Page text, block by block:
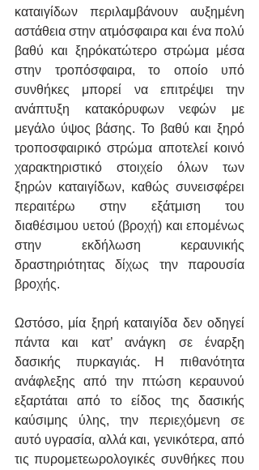
καταιγίδων περιλαμβάνουν αυξημένη
αστάθεια στην ατμόσφαιρα και ένα πολύ
βαθύ και ξηρόκατώτερο στρώμα μέσα
στην τροπόσφαιρα, το οποίο υπό
συνθήκες μπορεί να επιτρέψει την
ανάπτυξη κατακόρυφων νεφών με
μεγάλο ύψος βάσης. Το βαθύ και ξηρό
τροποσφαιρικό στρώμα αποτελεί κοινό
χαρακτηριστικό στοιχείο όλων των
ξηρών καταιγίδων, καθώς συνεισφέρει
περαιτέρω στην εξάτμιση του
διαθέσιμου υετού (βροχή) και επομένως
στην εκδήλωση κεραυνικής
δραστηριότητας δίχως την παρουσία
βροχής.
Ωστόσο, μία ξηρή καταιγίδα δεν οδηγεί
πάντα και κατ’ ανάγκη σε έναρξη
δασικής πυρκαγιάς. Η πιθανότητα
ανάφλεξης από την πτώση κεραυνού
εξαρτάται από το είδος της δασικής
καύσιμης ύλης, την περιεχόμενη σε
αυτό υγρασία, αλλά και, γενικότερα, από
τις πυρομετεωρολογικές συνθήκες που